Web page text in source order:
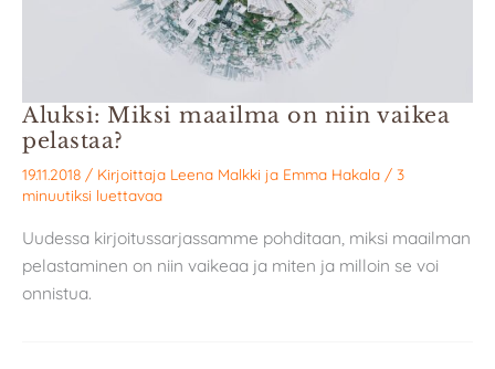
Aluksi: Miksi maailma on niin vaikea
pelastaa?
19.11.2018 / Kirjoittaja Leena Malkki ja Emma Hakala / 3
minuutiksi luettavaa
Uudessa kirjoitussarjassamme pohditaan, miksi maailman
pelastaminen on niin vaikeaa ja miten ja milloin se voi
onnistua.